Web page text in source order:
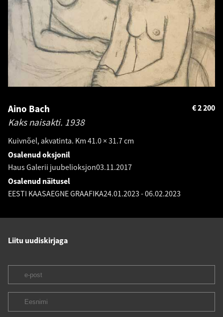
Aino Bach
Kaks naisakti. 1938
Kuivnõel, akvatinta. Km 41.0 × 31.7 cm
2 200
€
Osalenud oksjonil
Haus Galerii juubelioksjon03.11.2017
Osalenud näitusel
EESTI KAASAEGNE GRAAFIKA24.01.2023 -06.02.2023
Liitu uudiskirjaga